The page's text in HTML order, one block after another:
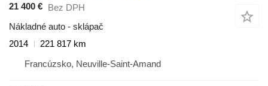
21 400 € Bez DPH
Nákladné auto - sklápač
2014
221 817 km
Francúzsko, Neuville-Saint-Amand